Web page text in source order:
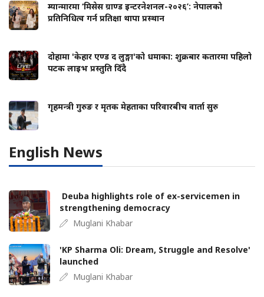
म्यान्मारमा ‘मिसेस ग्राण्ड इन्टरनेशनल-२०२६’: नेपालको
प्रतिनिधित्व गर्न प्रतिक्षा थापा प्रस्थान
दोहामा 'केहार एण्ड द लुङ्गा'को धमाका: शुक्रबार कतारमा पहिलो
पटक लाइभ प्रस्तुति दिँदै
गृहमन्त्री गुरुङ र मृतक मेहताका परिवारबीच वार्ता सुरु
English News
Deuba highlights role of ex-servicemen in
strengthening democracy
Muglani Khabar
'KP Sharma Oli: Dream, Struggle and Resolve'
launched
Muglani Khabar